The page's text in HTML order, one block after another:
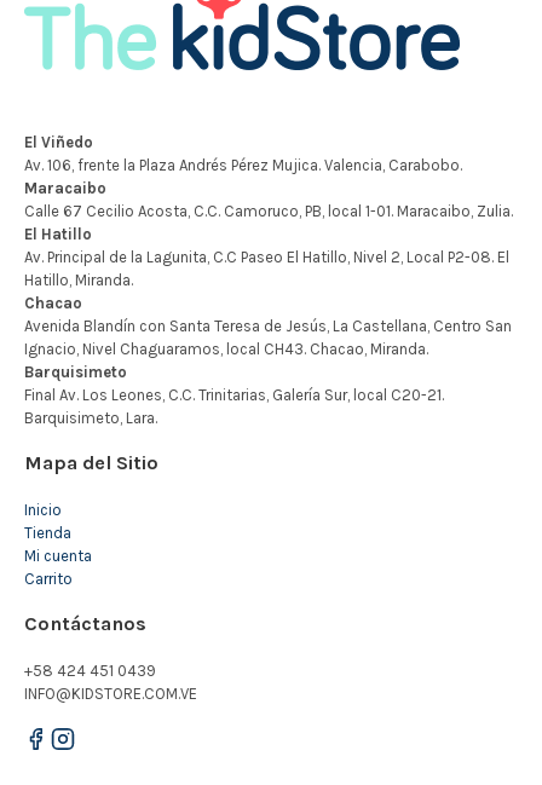
Mapa del Sitio
Inicio
Tienda
Mi cuenta
Carrito
Contáctanos
+58 424 451 0439
INFO@KIDSTORE.COM.VE